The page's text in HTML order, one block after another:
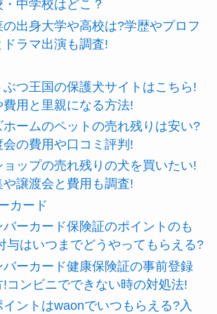
中学校はどこ？
出身大学や高校は?学歴やプロフ
ドラマ出演も調査!
つ王国の保護犬サイトはこちら!
用と里親になる方法!
ホームのペットの売れ残りは安い?
の費用や口コミ評判!
ップの売れ残りの犬を買いたい!
や譲渡会と費用も調査!
カード
バーカード保険証のポイントのも
与はいつまでどうやってもらえる?
バーカード健康保険証の事前登録
コンビニでできない時の対処法!
イントはwaonでいつもらえる?入